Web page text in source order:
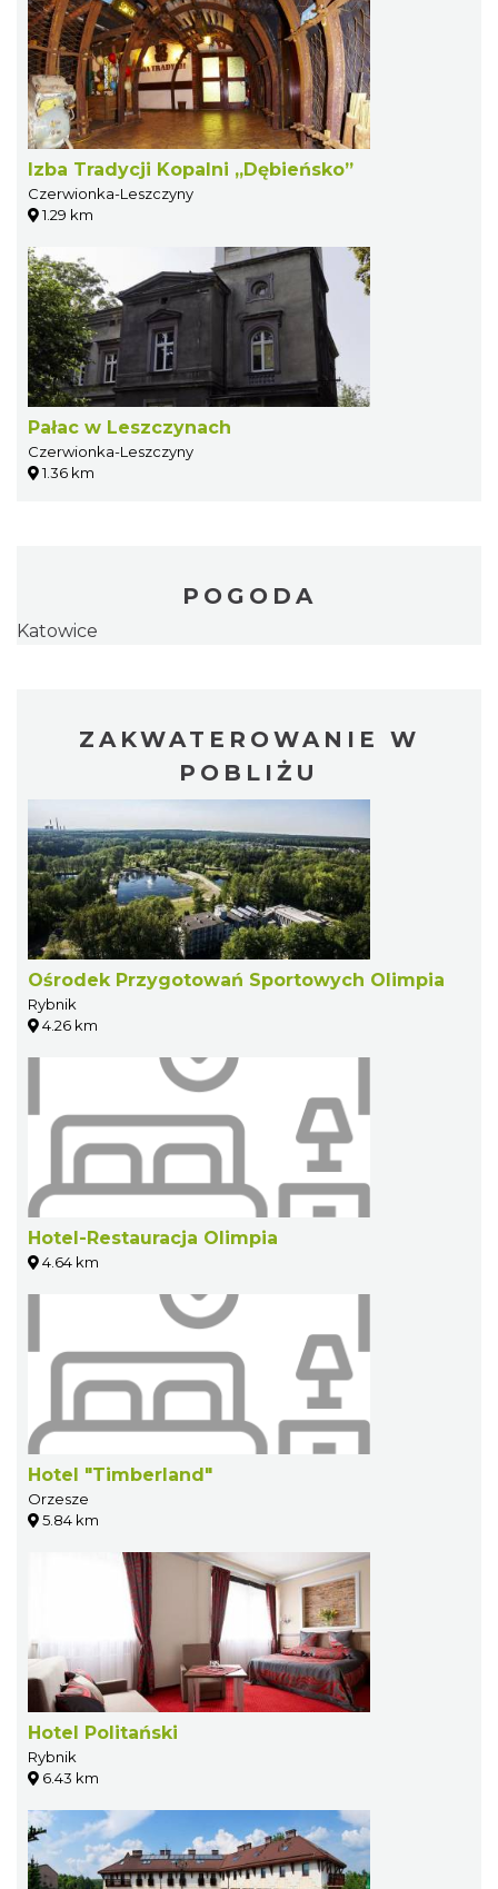
Izba Tradycji Kopalni „Dębieńsko”
Czerwionka-Leszczyny
1.29 km
Pałac w Leszczynach
Czerwionka-Leszczyny
1.36 km
POGODA
Katowice
ZAKWATEROWANIE W
POBLIŻU
Ośrodek Przygotowań Sportowych Olimpia
Rybnik
4.26 km
Hotel-Restauracja Olimpia
4.64 km
Hotel "Timberland"
Orzesze
5.84 km
Hotel Politański
Rybnik
6.43 km